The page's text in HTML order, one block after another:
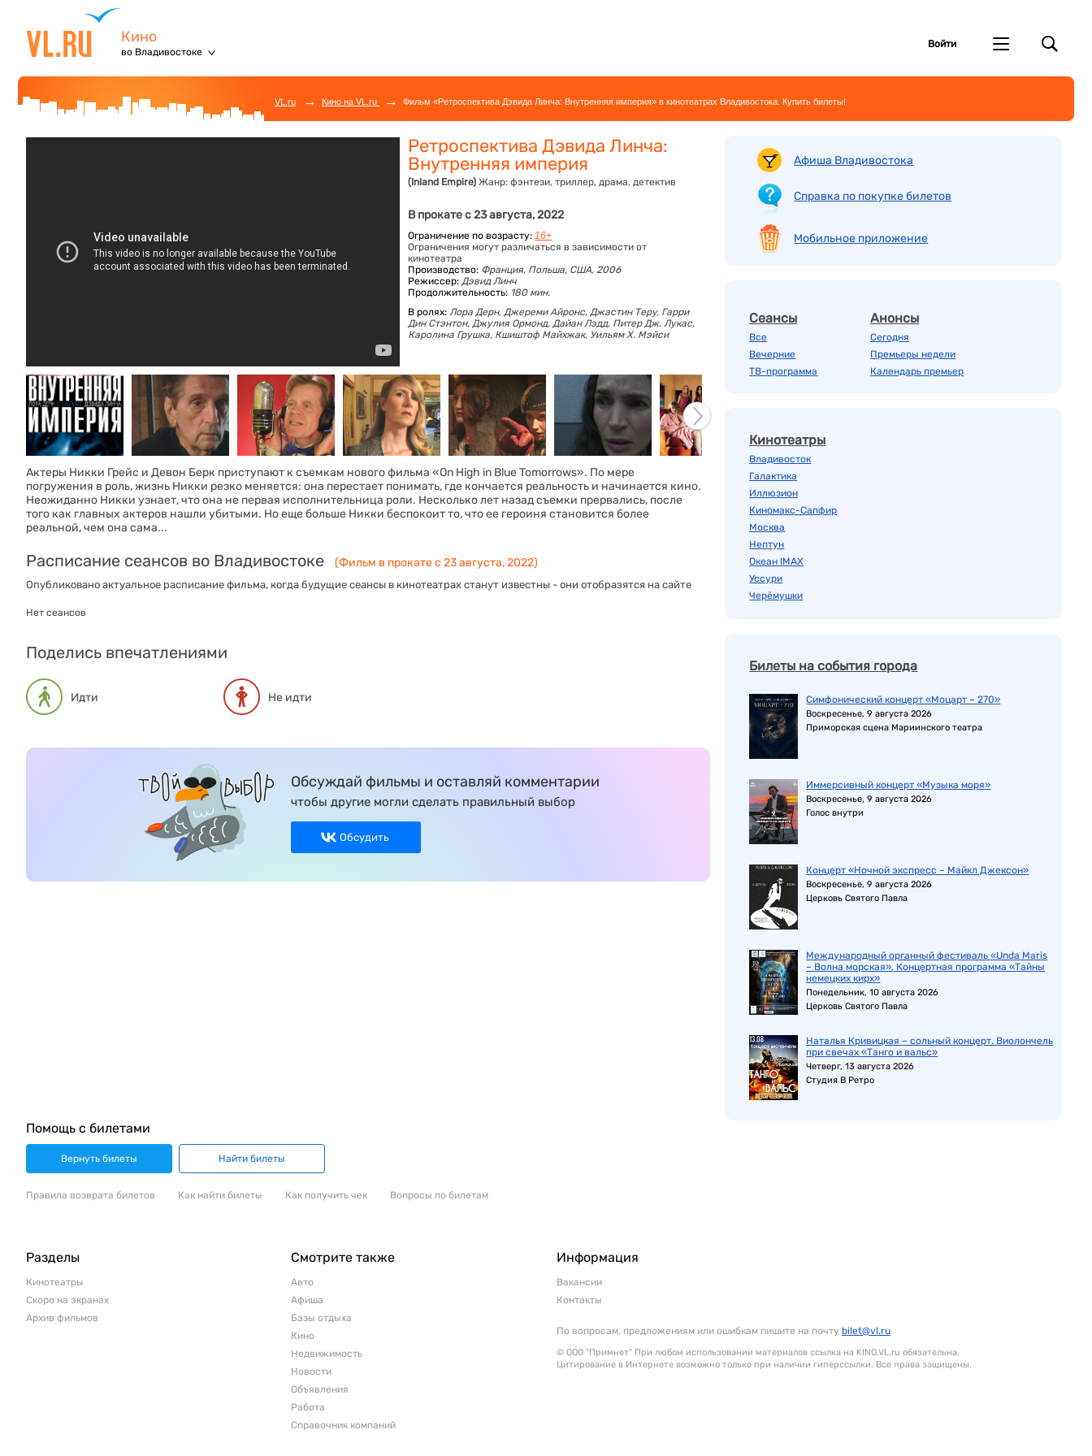
Кино
во Владивостоке
Войти
VL.ru → Кино на VL.ru → Фильм «Ретроспектива Дэвида Линча: Внутренняя империя» в кинотеатрах Владивостока. Купить билеты!
Ретроспектива Дэвида Линча:
Внутренняя империя
(Inland Empire) Жанр: фэнтези, триллер, драма, детектив
В прокате с 23 августа, 2022
Ограничение по возрасту: 16+
Ограничения могут различаться в зависимости от
кинотеатра
Производство: Франция, Польша, США, 2006
Режиссер: Дэвид Линч
Продолжительность: 180 мин.
В ролях: Лора Дерн, Джереми Айронс, Джастин Теру, Гарри
Дин Стэнтон, Джулия Ормонд, Дайан Лэдд, Питер Дж. Лукас,
Каролина Грушка, Кшиштоф Майхжак, Уильям Х. Мэйси
Актеры Никки Грейс и Девон Берк приступают к съемкам нового фильма «On High in Blue Tomorrows». По мере
погружения в роль, жизнь Никки резко меняется: она перестает понимать, где кончается реальность и начинается кино.
Неожиданно Никки узнает, что она не первая исполнительница роли. Несколько лет назад съемки прервались, после
того как главных актеров нашли убитыми. Но еще больше Никки беспокоит то, что ее героиня становится более
реальной, чем она сама...
Расписание сеансов во Владивостоке (Фильм в прокате с 23 августа, 2022)
Опубликовано актуальное расписание фильма, когда будущие сеансы в кинотеатрах станут известны - они отобразятся на сайте
Нет сеансов
Поделись впечатлениями
Идти Не идти
Обсуждай фильмы и оставляй комментарии
чтобы другие могли сделать правильный выбор
Обсудить
Афиша Владивостока
Справка по покупке билетов
Мобильное приложение
Сеансы
Все
Вечерние
ТВ-программа
Анонсы
Сегодня
Премьеры недели
Календарь премьер
Кинотеатры
Владивосток
Галактика
Иллюзион
Киномакс-Сапфир
Москва
Нептун
Океан IMAX
Уссури
Черёмушки
Билеты на события города
Симфонический концерт «Моцарт – 270»
Воскресенье, 9 августа 2026
Приморская сцена Мариинского театра
Иммерсивный концерт «Музыка моря»
Воскресенье, 9 августа 2026
Голос внутри
Концерт «Ночной экспресс – Майкл Джексон»
Воскресенье, 9 августа 2026
Церковь Святого Павла
Международный органный фестиваль «Unda Maris
– Волна морская». Концертная программа «Тайны
немецких кирх»
Понедельник, 10 августа 2026
Церковь Святого Павла
Наталья Кривицкая – сольный концерт. Виолончель
при свечах «Танго и вальс»
Четверг, 13 августа 2026
Студия В Ретро
Помощь с билетами
Вернуть билеты Найти билеты
Правила возврата билетов Как найти билеты Как получить чек Вопросы по билетам
Разделы
Кинотеатры
Скоро на экранах
Архив фильмов
Смотрите также
Авто
Афиша
Базы отдыха
Кино
Недвижимость
Новости
Объявления
Работа
Справочник компаний
Информация
Вакансии
Контакты
По вопросам, предложениям или ошибкам пишите на почту bilet@vl.ru
© ООО "Примнет" При любом использовании материалов ссылка на KINO.VL.ru обязательна.
Цитирование в Интернете возможно только при наличии гиперссылки. Все права защищены.